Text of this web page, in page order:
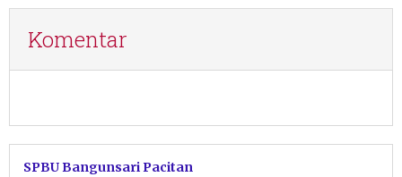
Komentar
SPBU Bangunsari Pacitan